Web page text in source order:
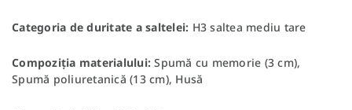
Categoria de duritate a saltelei: H3 saltea mediu tare
Compoziția materialului:Spumă cu memorie (3 cm),
Spumă poliuretanică (13 cm), Husă